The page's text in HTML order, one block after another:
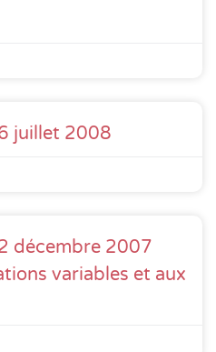
juillet 2008
décembre 2007
variables et aux